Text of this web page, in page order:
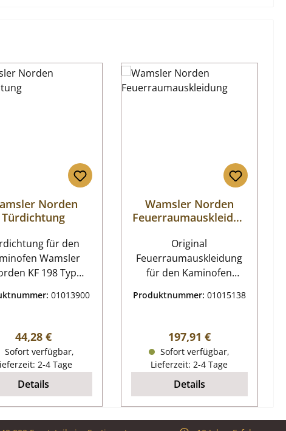
Norden
Türdichtung
für den
Wamsler
KF 198 Typ
Norden KF 198
Eckdaten:
Türband,
Länge
m Durchmesser 12
mm
01013900
Regulärer Preis:
44,28 €
Sofort verfügbar,
2-4 Tage
Details
Wamsler Norden
Feuerraumauskleidun
Original
Feuerraumauskleidung
für den Kaminofen
Typ 19882, Typ 19872 6-
Norden KF 198 Typ
19882, Typ 19872
Feuerraumauskleidung
Eckdaten:
Feuerraumauskleidung,
Brennraumsteine
Material Schamotte
Produktnummer: 01015138
Regulärer Preis:
197,91 €
Sofort verfügbar,
Lieferzeit: 2-4 Tage
Details